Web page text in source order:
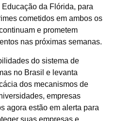
da Flórida, para
cometidos em ambos os
e prometem
nas próximas semanas.
do sistema de
no Brasil e levanta
dos mecanismos de
empresas
agora estão em alerta para
suas empresas e